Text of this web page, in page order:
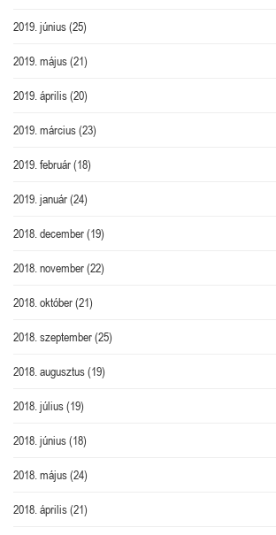
2019. június(25)
2019. május(21)
2019. április(20)
2019. március(23)
2019. február(18)
2019. január(24)
2018. december(19)
2018. november(22)
2018. október(21)
2018. szeptember(25)
2018. augusztus(19)
2018. július(19)
2018. június(18)
2018. május(24)
2018. április(21)